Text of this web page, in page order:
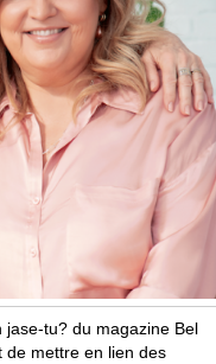
jase-tu? du magazine Bel
de mettre en lien des